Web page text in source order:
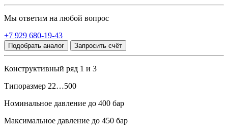
Мы ответим на любой вопрос
+7 929 680-19-43
Подобрать аналог Запросить счёт
Конструктивный ряд 1 и 3
Типоразмер 22…500
Номинальное давление до 400 бар
Максимальное давление до 450 бар